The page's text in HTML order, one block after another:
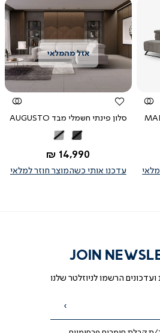
צפייה
מהירה
סלון פינתי חשמלי מבד AUGUSTO
אפוראפור
החל מ-
14,990 ₪
עדכנו אותי כשהמוצר חוזר למלאי
JOIN
הרשמו לניוזלטר שלנו
הרשמה